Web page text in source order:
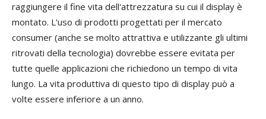
raggiungere il fine vita dell'attrezzatura su cui il display è
montato. L'uso di prodotti progettati per il mercato
consumer (anche se molto attrattiva e utilizzante gli ultimi
ritrovati della tecnologia) dovrebbe essere evitata per
tutte quelle applicazioni che richiedono un tempo di vita
lungo. La vita produttiva di questo tipo di display può a
volte essere inferiore a un anno.